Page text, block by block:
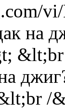
на
&lt;br
/